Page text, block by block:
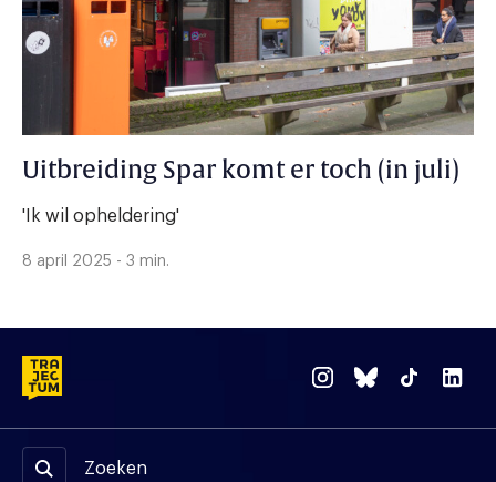
Uitbreiding Spar komt er toch (in juli)
'Ik wil opheldering'
8 april 2025 - 3 min.
Zoeken